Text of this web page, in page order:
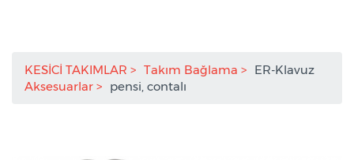
KESİCİ TAKIMLAR
Takım Bağlama
Aksesuarlar
ER-Klavuz
pensi, contalı